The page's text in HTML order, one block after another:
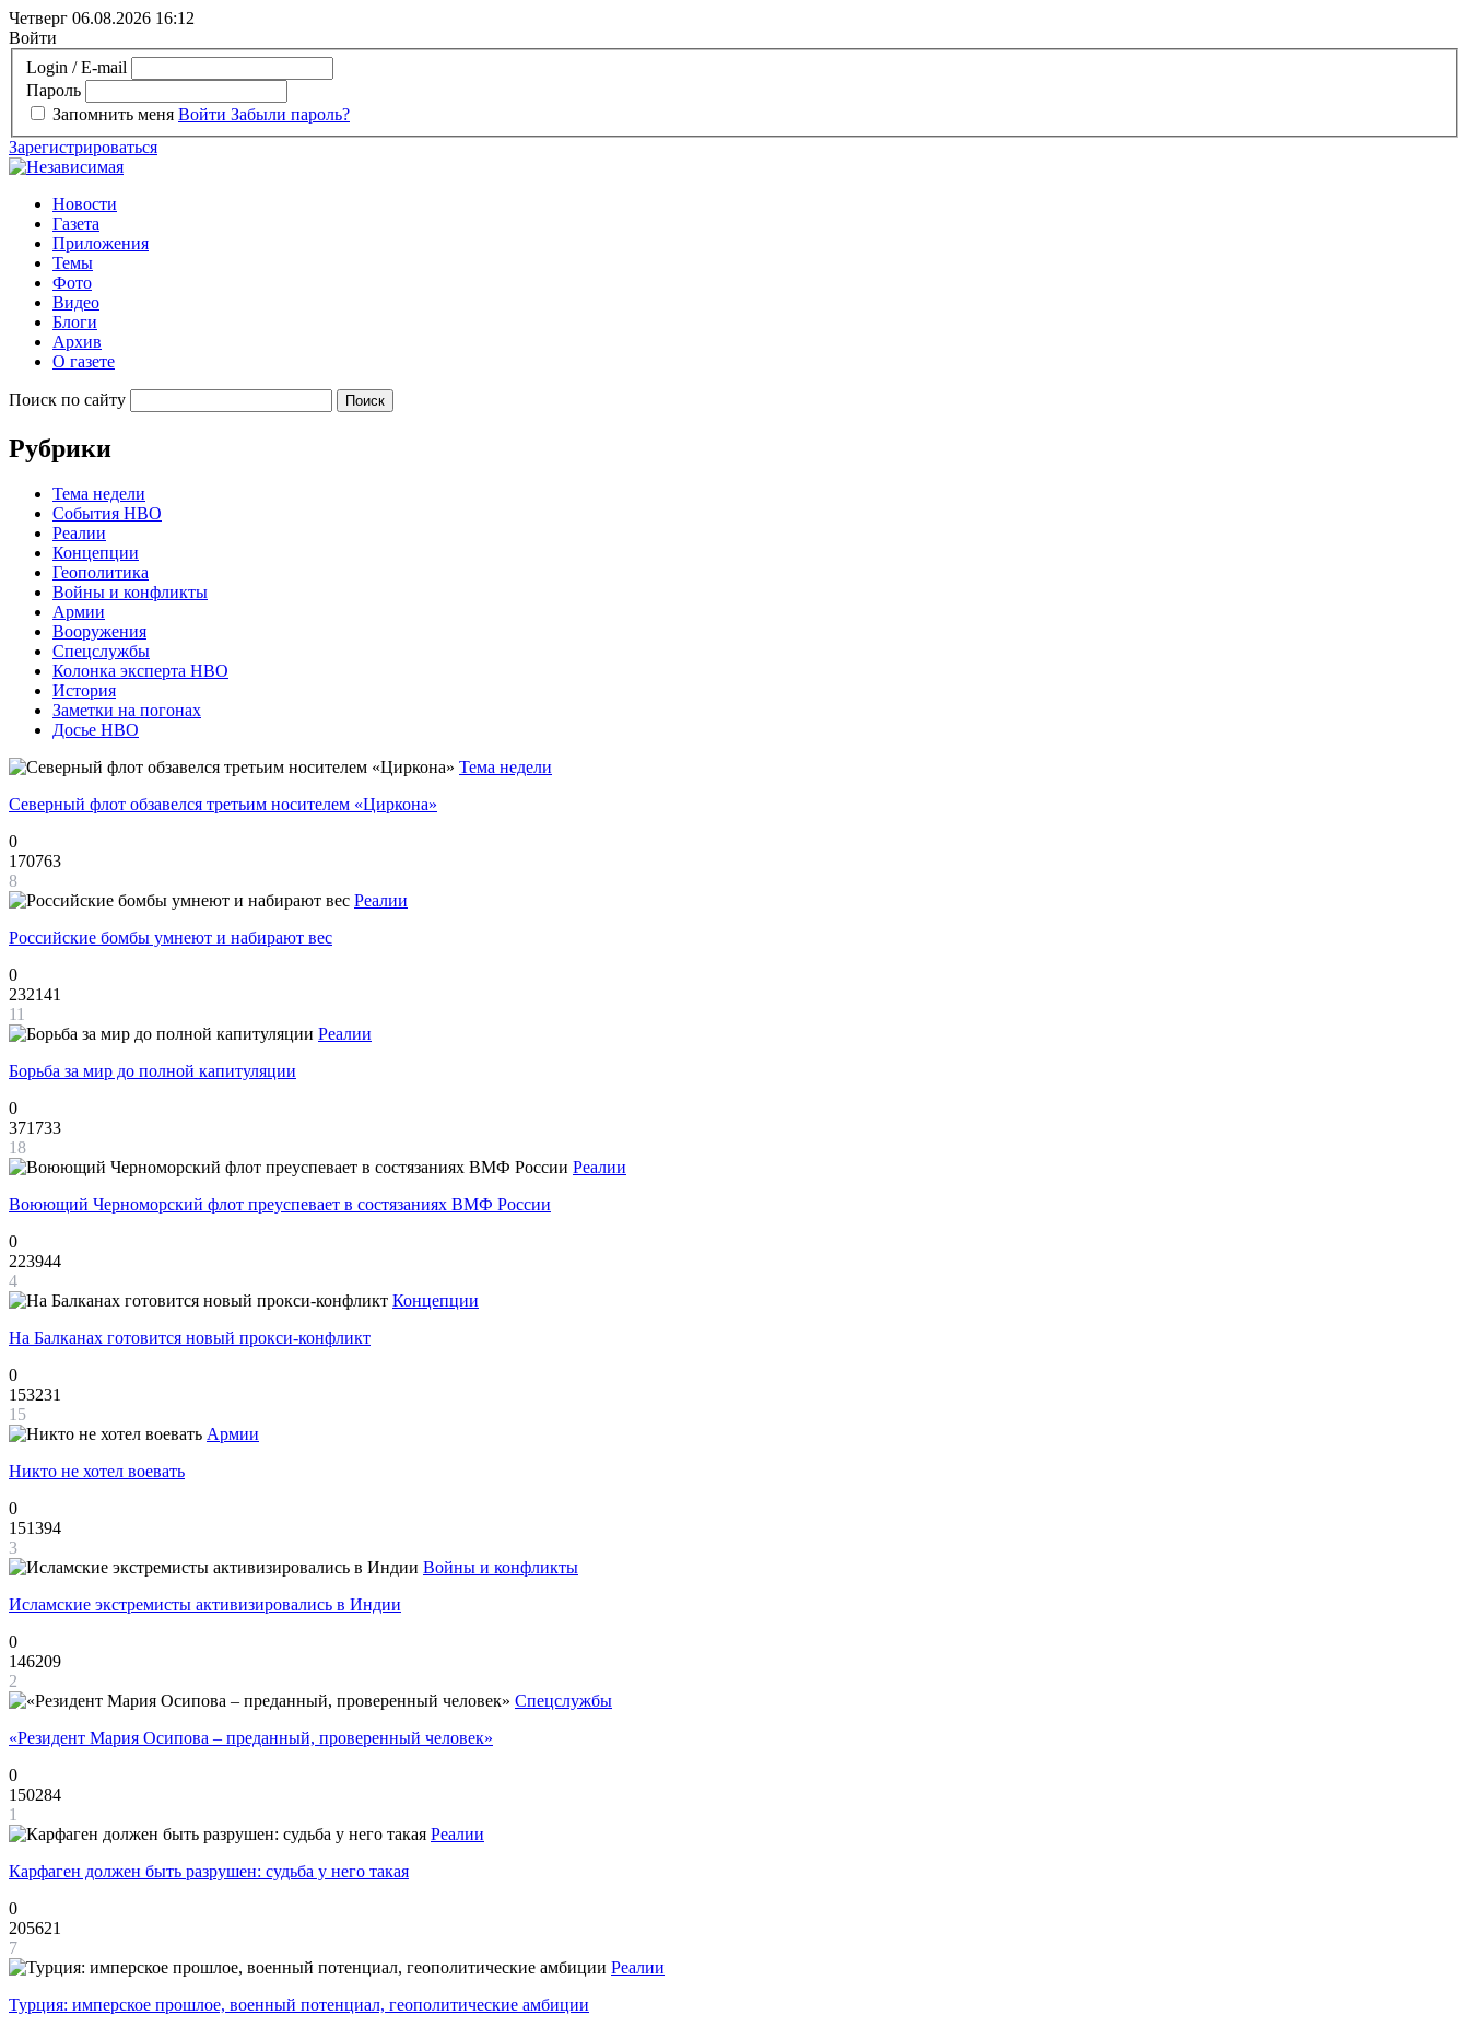
Четверг 06.08.2026 16:12
Войти
Login / E-mail
Пароль
Запомнить меня Войти Забыли пароль?
Зарегистрироваться
Новости
Газета
Приложения
Темы
Фото
Видео
Блоги
Архив
О газете
Поиск по сайту
Рубрики
Тема недели
События НВО
Реалии
Концепции
Геополитика
Войны и конфликты
Армии
Вооружения
Спецслужбы
Колонка эксперта НВО
История
Заметки на погонах
Досье НВО
Тема недели
Северный флот обзавелся третьим носителем «Циркона»
0
170763
8
Реалии
Российские бомбы умнеют и набирают вес
0
232141
11
Реалии
Борьба за мир до полной капитуляции
0
371733
18
Реалии
Воюющий Черноморский флот преуспевает в состязаниях ВМФ России
0
223944
4
Концепции
На Балканах готовится новый прокси-конфликт
0
153231
15
Армии
Никто не хотел воевать
0
151394
3
Войны и конфликты
Исламские экстремисты активизировались в Индии
0
146209
2
Спецслужбы
«Резидент Мария Осипова – преданный, проверенный человек»
0
150284
1
Реалии
Карфаген должен быть разрушен: судьба у него такая
0
205621
7
Реалии
Турция: имперское прошлое, военный потенциал, геополитические амбиции